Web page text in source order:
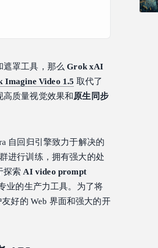
遮罩工具，那么Grok xAI
Imagine Video 1.5 取代了
质量视觉效果和原生同步
自回归引擎致力于解决的
进行训练，拥有强大的处
探索AI video prompt
业的生产力工具。为了将
好的 Web 界面和强大的开